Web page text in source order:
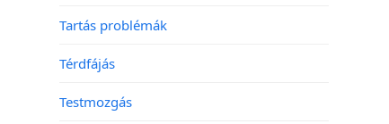
Tartás problémák
Térdfájás
Testmozgás